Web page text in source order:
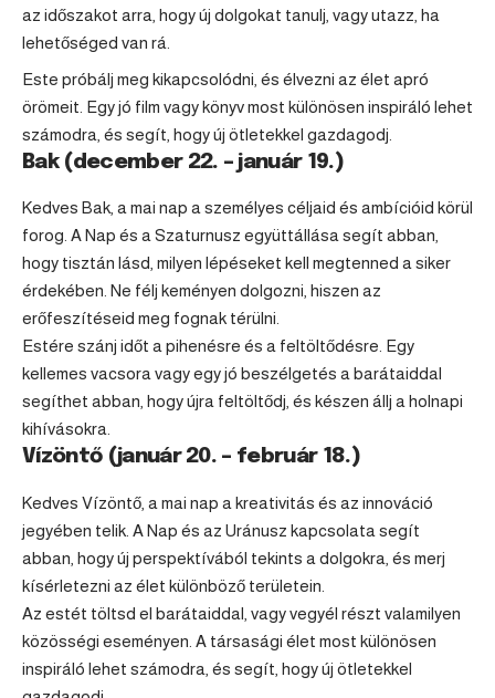
az időszakot arra, hogy új dolgokat tanulj, vagy utazz, ha
lehetőséged van rá.
Este próbálj meg kikapcsolódni, és élvezni az élet apró
örömeit. Egy jó film vagy könyv most különösen inspiráló lehet
számodra, és segít, hogy új ötletekkel gazdagodj.
Bak (december 22. – január 19.)
Kedves Bak, a mai nap a személyes céljaid és ambícióid körül
forog. A Nap és a Szaturnusz együttállása segít abban,
hogy tisztán lásd, milyen lépéseket kell megtenned a siker
érdekében. Ne félj keményen dolgozni, hiszen az
erőfeszítéseid meg fognak térülni.
Estére szánj időt a pihenésre és a feltöltődésre. Egy
kellemes vacsora vagy egy jó beszélgetés a barátaiddal
segíthet abban, hogy újra feltöltődj, és készen állj a holnapi
kihívásokra.
Vízöntő (január 20. – február 18.)
Kedves Vízöntő, a mai nap a kreativitás és az innováció
jegyében telik. A Nap és az Uránusz kapcsolata segít
abban, hogy új perspektívából tekints a dolgokra, és merj
kísérletezni az élet különböző területein.
Az estét töltsd el barátaiddal, vagy vegyél részt valamilyen
közösségi eseményen. A társasági élet most különösen
inspiráló lehet számodra, és segít, hogy új ötletekkel